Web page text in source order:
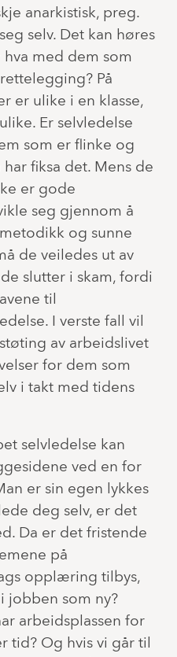
anarkistisk, preg.
selv. Det kan høres
med dem som
På
er ulike i en klasse,
Er selvledelse
som er flinke og
fiksa det. Mens de
er gode
seg gjennom å
og sunne
de veiledes ut av
slutter i skam, fordi
til
I verste fall vil
av arbeidslivet
for dem som
i takt med tidens
selvledelse kan
ved en for
er sin egen lykkes
deg selv, er det
Da er det fristende
på
opplæring tilbys,
jobben som ny?
arbeidsplassen for
tid? Og hvis vi går til